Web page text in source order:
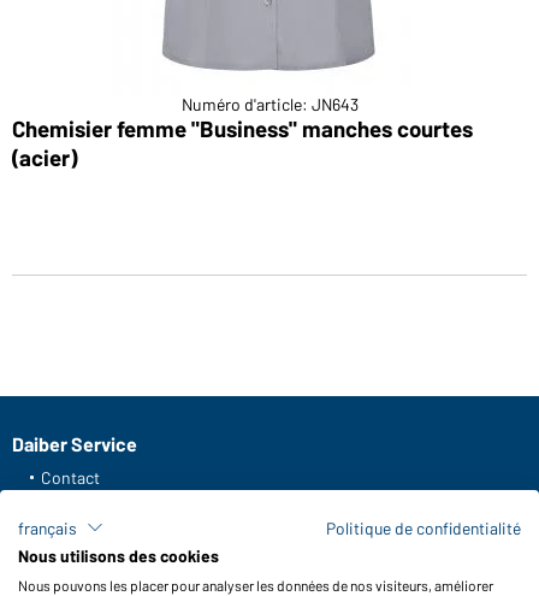
Numéro d'article: JN643
Chemisier femme "Business" manches courtes
(acier)
Daiber Service
Contact
Frais de transport
FAQ / Manuel d' utilisation
français
Politique de confidentialité
Nous utilisons des cookies
Nous pouvons les placer pour analyser les données de nos visiteurs, améliorer